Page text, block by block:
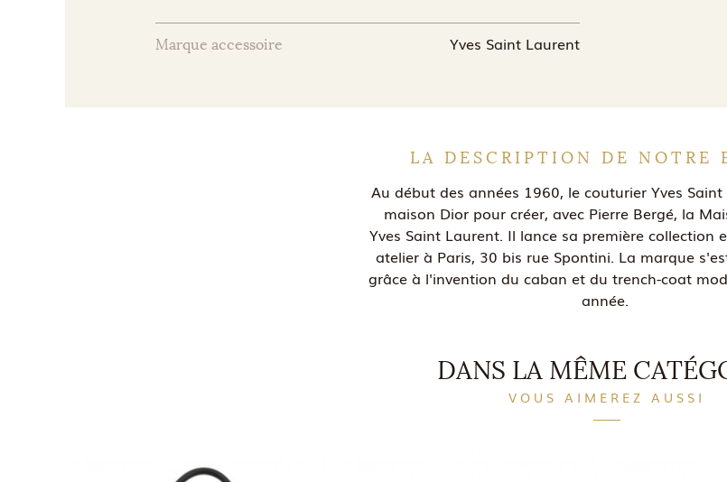
Marque accessoire Yves Saint Laurent
LA DESCRIPTION DE NOTRE
Au début des années 1960, le couturier Yves
maison Dior pour créer, avec Pierre Bergé, la
Yves Saint Laurent. Il lance sa première collection
atelier à Paris, 30 bis rue Spontini. La marque
grâce à l'invention du caban et du trench-coat
année.
DANS LA MÊME
VOUS AIMEREZ AUSSI